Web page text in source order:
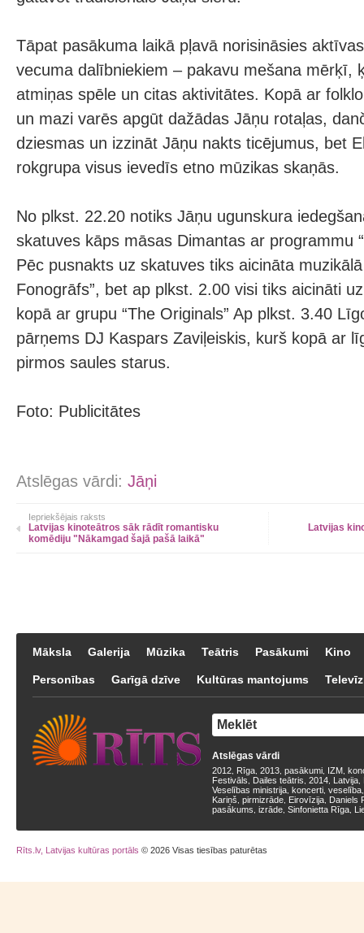
Tāpat pasākuma laikā pļavā norisināsies
vecuma dalībniekiem – pakavu mešana mērķī,
atmiņas spēle un citas aktivitātes. Kopā ar
un mazi varēs apgūt dažādas Jāņu rotaļas,
dziesmas un izzināt Jāņu nakts ticējumus, bet
rokgrupa visus ievedīs etno mūzikas skaņās.
No plkst. 22.20 notiks Jāņu ugunskura
skatuves kāps māsas Dimantas ar programmu
Pēc pusnakts uz skatuves tiks aicināta
Fonogrāfs”, bet ap plkst. 2.00 visi tiks aicināti
kopā ar grupu “The Originals” Ap plkst. 3.40
pārņems DJ Kaspars Zaviļeiskis, kurš kopā ar
pirmos saules starus.
Foto: Publicitātes
Atslēgas vārdi: Jāņi
Iepriekšējais raksts
Latvijas kinoteātros sāk rādīt romantisku
komēdiju "Nākamgad šajā pašā laikā"
Latvijas
Māksla Galerija Mūzika Teātris Pasākumi Kino
Personības Garīgā dzīve Kultūras mantojums
Atslēgas vārdi
2012 Rīga 2013 pasākumi IZM
Festivāls
Dailes teātris 2014 Latvija
Veselības ministrija koncerti veselība
Kariņš pirmizrāde Eirovīzija Daniels
pasākums izrāde Sinfonietta Rīga
Rīts.lv, Latvijas kultūras portāls © 2026 Visas tiesības paturētas